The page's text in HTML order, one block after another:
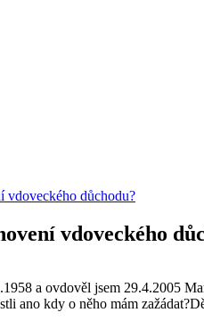
vdoveckého důchodu?
vdoveckého
a ovdověl jsem 29.4.2005
ano kdy o něho mám